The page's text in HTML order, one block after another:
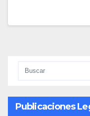
Publicaciones